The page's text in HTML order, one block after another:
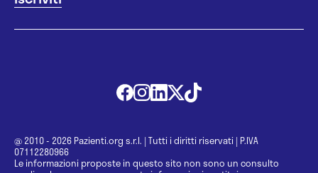
@ 2010 - 2026 Pazienti.org s.r.l. | Tutti i diritti riservati | P.IVA
07112280966
Le informazioni proposte in questo sito non sono un consulto